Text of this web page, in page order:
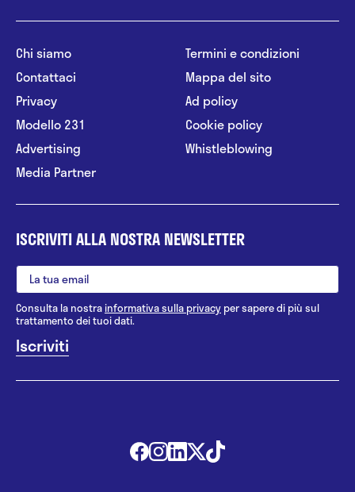
Chi siamo
Contattaci
Privacy
Modello 231
Advertising
Media Partner
Termini e condizioni
Mappa del sito
Ad policy
Cookie policy
Whistleblowing
ISCRIVITI ALLA NOSTRA NEWSLETTER
Consulta la nostrainformativa sulla privacy per sapere di più sul
trattamento dei tuoi dati.